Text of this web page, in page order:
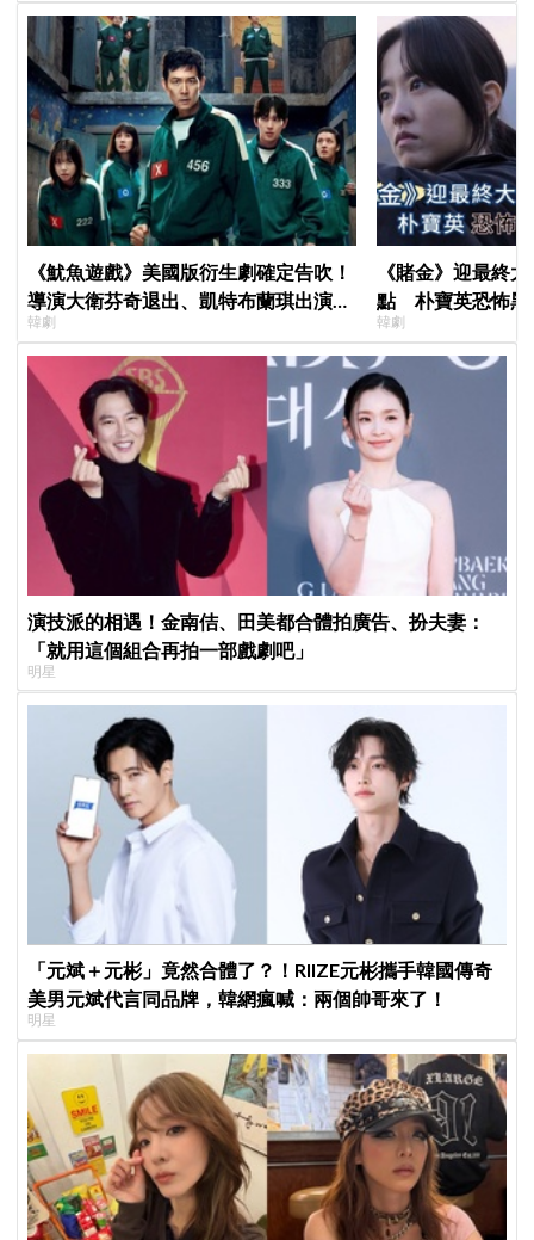
《魷魚遊戲》美國版衍生劇確定告吹！
導演大衛芬奇退出、凱特布蘭琪出演傳
聞也破局
韓劇
《賭金》迎最終
點 朴寶英恐怖黑
韓劇
演技派的相遇！金南佶、田美都合體拍廣告、扮夫妻：
「就用這個組合再拍一部戲劇吧」
明星
「元斌＋元彬」竟然合體了？！RIIZE元彬攜手韓國傳奇
美男元斌代言同品牌，韓網瘋喊：兩個帥哥來了！
明星